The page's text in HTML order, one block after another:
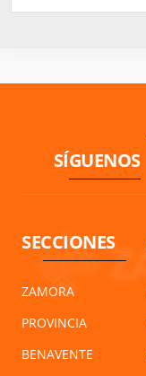
SÍGUENOS
SECCIONES
ZAMORA
PROVINCIA
BENAVENTE